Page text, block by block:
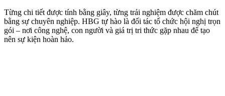
Từng chi tiết được tính bằng giây, từng trải nghiệm được chăm chút
bằng sự chuyên nghiệp. HBG tự hào là đối tác tổ chức hội nghị trọn
gói – nơi công nghệ, con người và giá trị tri thức gặp nhau để tạo
nên sự kiện hoàn hảo.